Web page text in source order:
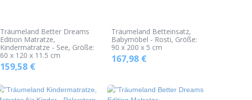
Träumeland Better Dreams
Edition Matratze,
Kindermatratze - See, Größe:
60 x 120 x 11.5 cm
159,58 €
Träumeland Betteinsatz,
Babymöbel - Rosti, Größe:
90 x 200 x 5 cm
167,98 €